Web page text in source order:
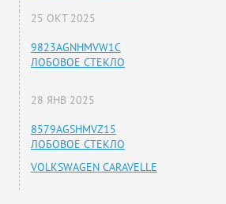
25 ОКТ 2025
9823AGNHMVW1C
ЛОБОВОЕ СТЕКЛО
28 ЯНВ 2025
8579AGSHMVZ15
ЛОБОВОЕ СТЕКЛО
VOLKSWAGEN CARAVELLE